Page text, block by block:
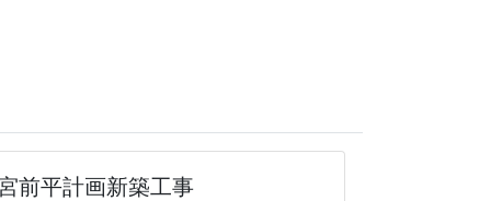
前平計画新築工事